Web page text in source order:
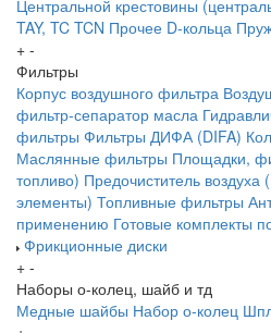
Центральной крестовины
TAY, TC TCN Прочее D-кольца
+ -
Фильтры
Корпус воздушного фильтра
фильтр-сепаратор масла
фильтры Фильтры ДИФА (DIFA)
Маслянные фильтры Площадки,
топливо) Предочиститель воздуха
элементы) Топливные фильтры
применению Готовые комплекты
Фрикционные диски
+ -
Наборы о-колец, шайб и тд
Медные шайбы Набор о-колец